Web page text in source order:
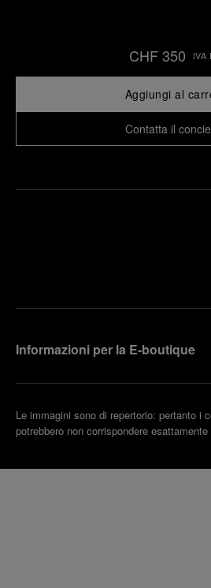
CHF 350 IVA
Aggiungi al
Contatta il
Informazioni per la E-boutique
Le immagini sono di repertorio: pertanto i
potrebbero non corrispondere